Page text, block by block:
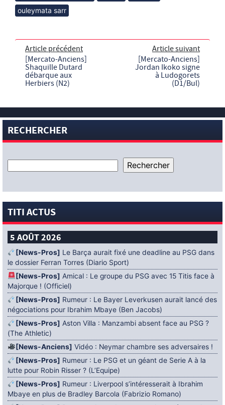
ouleymata sarr
Article précédent
[Mercato-Anciens]
Shaquille Dutard
débarque aux
Herbiers (N2)
Article suivant
[Mercato-Anciens]
Jordan Ikoko signe
à Ludogorets
(D1/Bul)
RECHERCHER
TITI ACTUS
5 AOÛT 2026
[News-Pros] Le Barça aurait fixé une deadline au PSG dans
le dossier Ferran Torres (Diario Sport)
[News-Pros] Amical : Le groupe du PSG avec 15 Titis face à
Majorque ! (Officiel)
[News-Pros] Rumeur : Le Bayer Leverkusen aurait lancé des
négociations pour Ibrahim Mbaye (Ben Jacobs)
[News-Pros] Aston Villa : Manzambi absent face au PSG ?
(The Athletic)
[News-Anciens] Vidéo : Neymar chambre ses adversaires !
[News-Pros] Rumeur : Le PSG et un géant de Serie A à la
lutte pour Robin Risser ? (L’Equipe)
[News-Pros] Rumeur : Liverpool s’intéresserait à Ibrahim
Mbaye en plus de Bradley Barcola (Fabrizio Romano)